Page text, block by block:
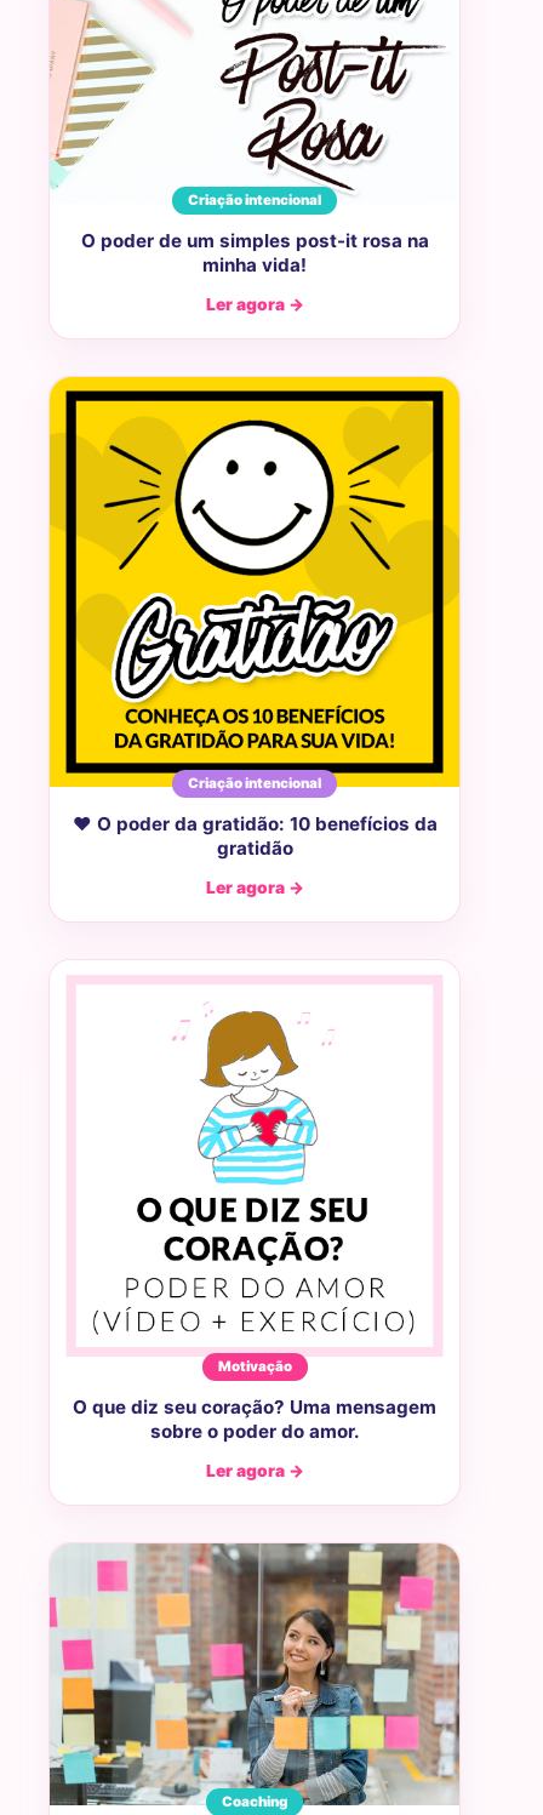
Criação intencional
O poder de um simples post-it rosa na
minha vida!
Ler agora →
Criação intencional
♥ O poder da gratidão: 10 benefícios da
gratidão
Ler agora →
Motivação
O que diz seu coração? Uma mensagem
sobre o poder do amor.
Ler agora →
Coaching